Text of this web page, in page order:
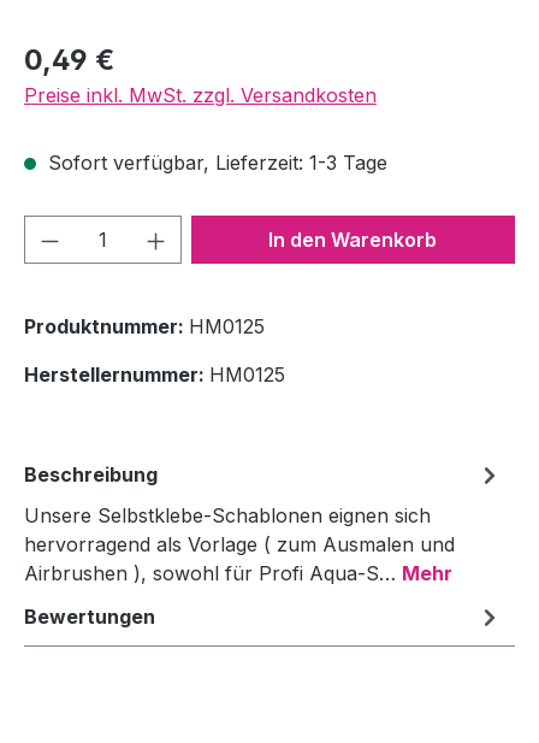
Regulärer Preis:
0,49 €
Preise inkl. MwSt. zzgl. Versandkosten
Sofort verfügbar, Lieferzeit: 1-3 Tage
Produkt Anzahl: Gib denIn den Warenkorb
Produktnummer: HM0125
Herstellernummer: HM0125
Beschreibung
Unsere Selbstklebe-Schablonen eignen sich
hervorragend als Vorlage ( zum Ausmalen und
Airbrushen ), sowohl für Profi Aqua-S… Mehr
Bewertungen